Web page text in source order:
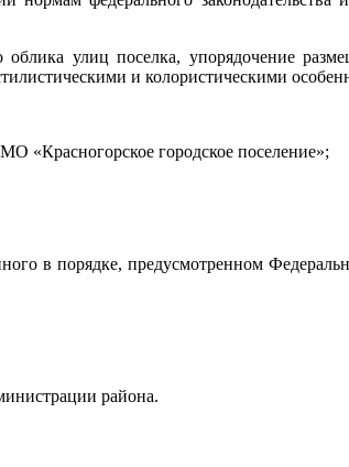
улиц поселка, упорядочение
и колористическими
«Красногорское городское поселение»;
в порядке, предусмотренном
района.